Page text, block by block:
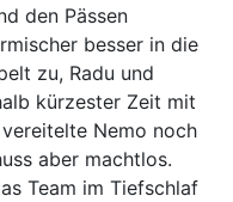
den Pässen
besser in die
zu, Radu und
kürzester Zeit mit
Nemo noch
aber machtlos.
Team im Tiefschlaf